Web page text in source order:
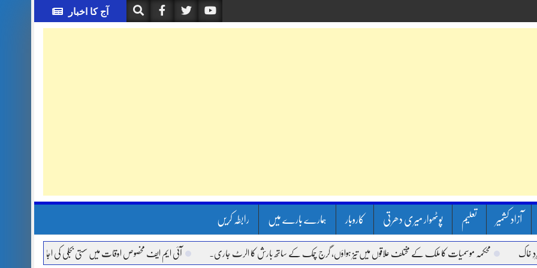
آج کا اخبار
آزاد کشمیر تعلیم پوٹھوار میری دھرتی کاروبار ہمارے بارے میں رابطہ کریں
محکمہ موسمیات کا ملک کے مختلف علاقوں میں تیز ہواؤں، گرج چمک کے ساتھ بارش کا الرٹ جاری. آئی ایم ایف مخصوص اوقات میں سستی بجلی کی اجازت نہیں دے رہا،